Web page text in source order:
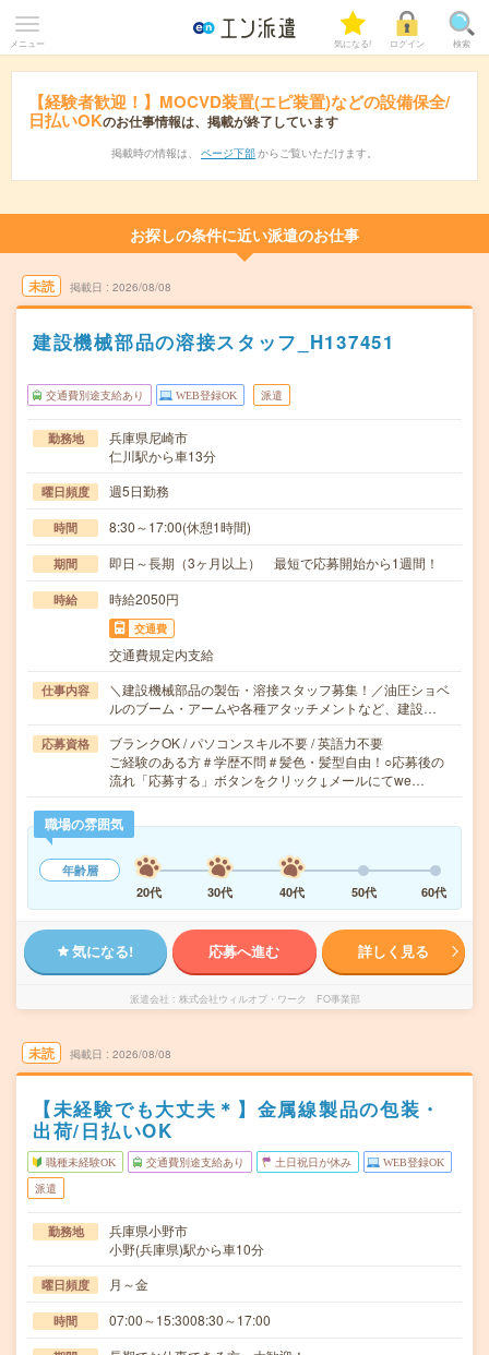
メニュー 気になる! ログイン 検索
【経験者歓迎！】MOCVD装置(エピ装置)などの設備保全/
日払いOKのお仕事情報は、掲載が終了しています
掲載時の情報は、 ページ下部 からご覧いただけます。
お探しの条件に近い派遣のお仕事
未読 掲載日 2026/08/08
建設機械部品の溶接スタッフ_H137451
交通費別途支給あり WEB登録OK 派遣
勤務地
兵庫県尼崎市
仁川駅から車13分
曜日頻度 週5日勤務
時間 8:30～17:00(休憩1時間)
期間 即日～長期（3ヶ月以上） 最短で応募開始から1週間！
時給 時給2050円
交通費
交通費規定内支給
仕事内容
＼建設機械部品の製缶・溶接スタッフ募集！／油圧ショベ
ルのブーム・アームや各種アタッチメントなど、建設…
応募資格
ブランクOK / パソコンスキル不要 / 英語力不要
ご経験のある方＃学歴不問＃髪色・髪型自由！○応募後の
流れ「応募する」ボタンをクリック↓メールにてwe…
職場の雰囲気
年齢層
20代
30代 40代 50代 60代
気になる! 応募へ進む 詳しく見る
派遣会社 株式会社ウィルオブ・ワーク FO事業部
未読 掲載日 2026/08/08
【未経験でも大丈夫＊】金属線製品の包装・
出荷/日払いOK
職種未経験OK 交通費別途支給あり 土日祝日が休み WEB登録OK
派遣
勤務地
兵庫県小野市
小野(兵庫県)駅から車10分
曜日頻度 月～金
時間 07:00～15:3008:30～17:00